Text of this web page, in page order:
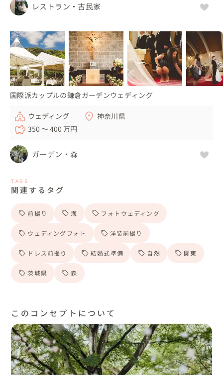
レストラン・古民家
国際派カップルの鎌倉ガーデンウェディング
ウェディング
神奈川県
350 〜 400 万円
ガーデン・森
TAGS
関連するタグ
前撮り 海 フォトウェディング
ウェディングフォト 洋装前撮り
ドレス前撮り 結婚式準備 自然 関東
茨城県 森
このコンセプトについて